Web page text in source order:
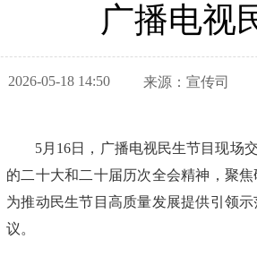
广播电视
2026-05-18 14:50 来源： 宣传司
5月16日，广播电视民生节目现场
的二十大和二十届历次全会精神，聚
为推动民生节目高质量发展提供引领
议。